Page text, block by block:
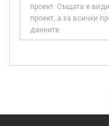
проект. Същата е
проект, а за всички
данните.